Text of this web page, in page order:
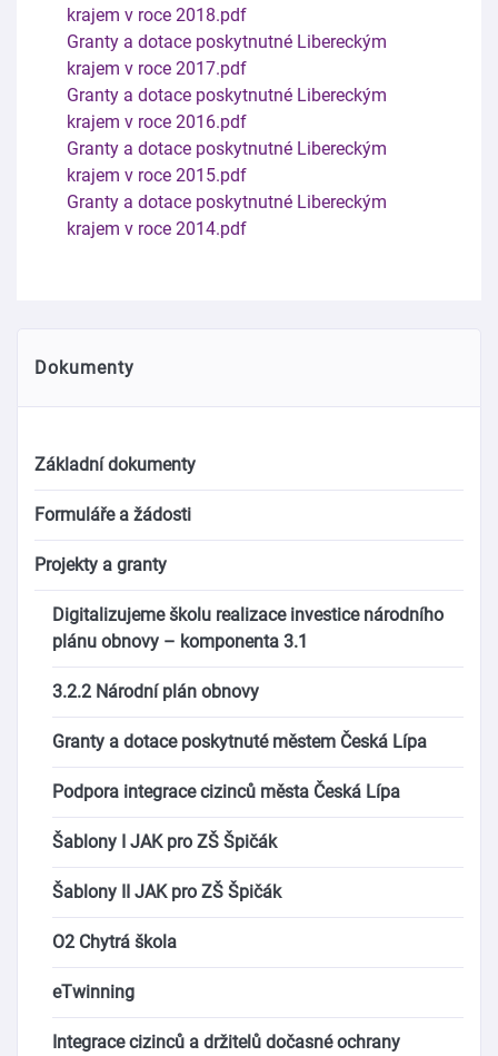
krajem v roce 2018.pdf
Granty a dotace poskytnutné Libereckým
krajem v roce 2017.pdf
Granty a dotace poskytnutné Libereckým
krajem v roce 2016.pdf
Granty a dotace poskytnutné Libereckým
krajem v roce 2015.pdf
Granty a dotace poskytnutné Libereckým
krajem v roce 2014.pdf
Dokumenty
Základní dokumenty
Formuláře a žádosti
Projekty a granty
Digitalizujeme školu realizace investice národního
plánu obnovy – komponenta 3.1
3.2.2 Národní plán obnovy
Granty a dotace poskytnuté městem Česká Lípa
Podpora integrace cizinců města Česká Lípa
Šablony I JAK pro ZŠ Špičák
Šablony II JAK pro ZŠ Špičák
O2 Chytrá škola
eTwinning
Integrace cizinců a držitelů dočasné ochrany